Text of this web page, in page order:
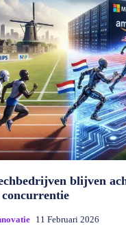
blijven
11 Februari 2026